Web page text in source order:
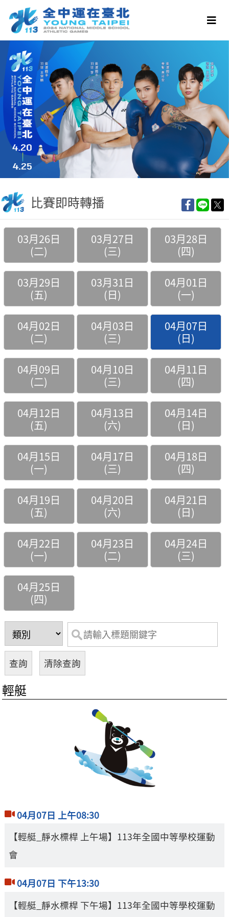
比賽即時轉播
03月26日
(二)
03月27日
(三)
03月28日
(四)
03月29日
(五)
03月31日
(日)
04月01日
(一)
04月02日
(二)
04月03日
(三)
04月07日
(日)
04月09日
(二)
04月10日
(三)
04月11日
(四)
04月12日
(五)
04月13日
(六)
04月14日
(日)
04月15日
(一)
04月17日
(三)
04月18日
(四)
04月19日
(五)
04月20日
(六)
04月21日
(日)
04月22日
(一)
04月23日
(二)
04月24日
(三)
04月25日
(四)
輕艇
04月07日 上午08:30
【輕艇_靜水標桿 上午場】113年全國中等學校運動
會
04月07日 下午13:30
【輕艇_靜水標桿 下午場】113年全國中等學校運動